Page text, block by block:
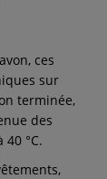
ces
sur
terminée,
des
°C.